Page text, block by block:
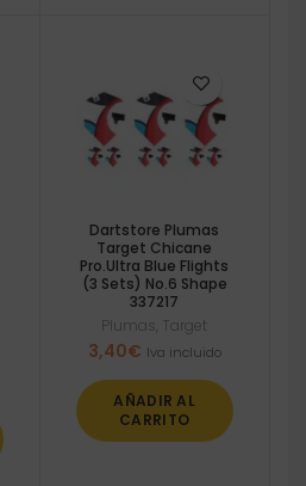
Dartstore Plumas
Target Chicane
Pro.Ultra Blue Flights
(3 Sets) No.6 Shape
337217
Plumas Target
3,40€ Iva incluido
AÑADIR AL
CARRITO